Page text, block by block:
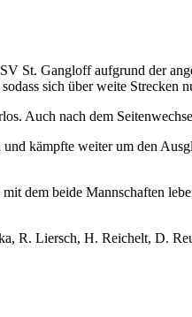
St. Gangloff aufgrund der
sich über weite Strecken
Auch nach dem
kämpfte weiter um den
dem beide Mannschaften
R. Liersch, H. Reichelt, D.